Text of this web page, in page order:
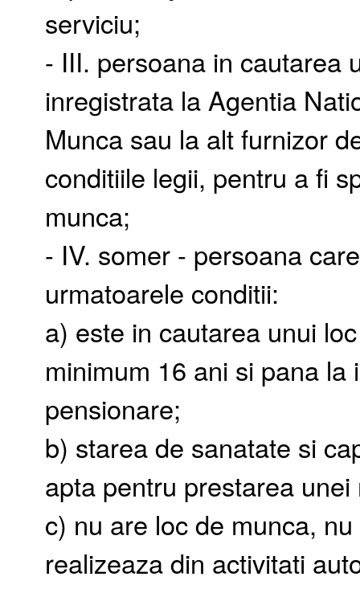
serviciu;
- III. persoana in cautarea
inregistrata la Agentia
Munca sau la alt furnizor
conditiile legii, pentru a fi
munca;
- IV. somer - persoana
urmatoarele conditii:
a) este in cautarea unui
minimum 16 ani si pana
pensionare;
b) starea de sanatate si
apta pentru prestarea unei
c) nu are loc de munca,
realizeaza din activitati